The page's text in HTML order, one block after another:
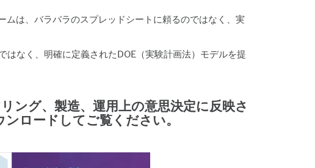
は、バラバラのスプレッドシートに頼るのではなく、実
なく、明確に定義されたDOE（実験計画法）モデルを提
ング、製造、運用上の意思決定に反映さ
ロードしてご覧ください。